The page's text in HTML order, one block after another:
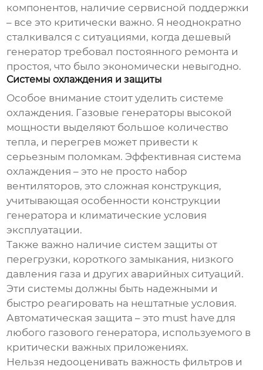
компонентов, наличие сервисной поддержки
– все это критически важно. Я неоднократно
сталкивался с ситуациями, когда дешевый
генератор требовал постоянного ремонта и
простоя, что было экономически невыгодно.
Системы охлаждения и защиты
Особое внимание стоит уделить системе
охлаждения. Газовые генераторы высокой
мощности выделяют большое количество
тепла, и перегрев может привести к
серьезным поломкам. Эффективная система
охлаждения – это не просто набор
вентиляторов, это сложная конструкция,
учитывающая особенности конструкции
генератора и климатические условия
эксплуатации.
Также важно наличие систем защиты от
перегрузки, короткого замыкания, низкого
давления газа и других аварийных ситуаций.
Эти системы должны быть надежными и
быстро реагировать на нештатные условия.
Автоматическая защита – это must have для
любого газового генератора, используемого в
критически важных приложениях.
Нельзя недооценивать важность фильтров и